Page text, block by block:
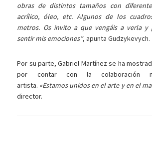
obras de distintos tamaños con
acrílico, óleo, etc. Algunos de los
metros. Os invito a que vengáis a verla y
sentir mis emociones”, apunta Gudzykevych.
Por su parte, Gabriel Martínez se ha
por contar con la colaboración
artista. «Estamos unidos en el arte y en el
director.